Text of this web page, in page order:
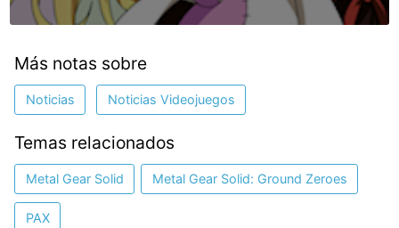
Más notas sobre
Noticias Noticias Videojuegos
Temas relacionados
Metal Gear Solid Metal Gear Solid: Ground Zeroes
PAX